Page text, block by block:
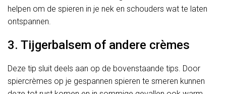
helpen om de spieren in je nek en schouders wat te laten
ontspannen.
3. Tijgerbalsem of andere crèmes
Deze tip sluit deels aan op de bovenstaande tips. Door
spiercrèmes op je gespannen spieren te smeren kunnen